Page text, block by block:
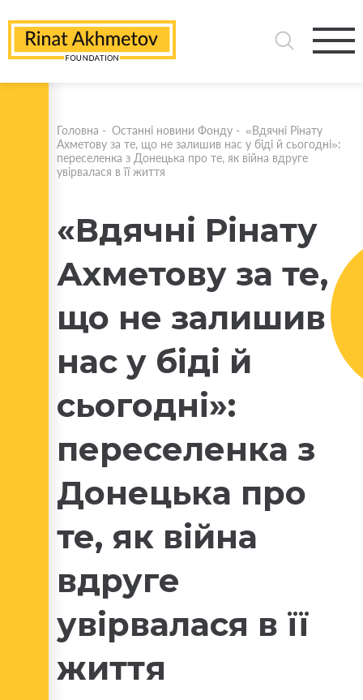
Головна - Останні новини Фонду - «Вдячні Рінату
Ахметову за те, що не залишив нас у біді й сьогодні»:
переселенка з Донецька про те, як війна вдруге
увірвалася в її життя
«Вдячні Рінату
Ахметову за те,
що не залишив
нас у біді й
сьогодні»:
переселенка з
Донецька про
те, як війна
вдруге
увірвалася в її
життя